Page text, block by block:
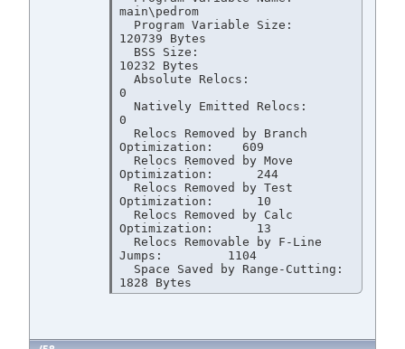
main\pedrom
120739 Bytes
10232 Bytes
0
0
Optimization:    609
Optimization:      244
Optimization:      10
Optimization:      13
Jumps:         1104